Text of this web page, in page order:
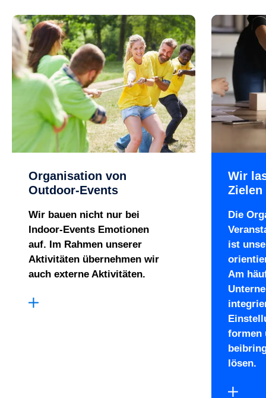
Organisation von
Outdoor-Events
Wir bauen nicht nur bei
Indoor-Events Emotionen
auf. Im Rahmen unserer
Aktivitäten übernehmen wir
auch externe Aktivitäten.
Wir
Zielen
Die
ist
Am
formen
lösen.